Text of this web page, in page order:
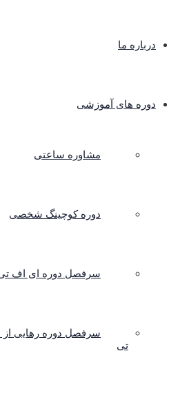
درباره ما
دوره های آموزشی
مشاوره ساعتی
دوره کوچینگ شخصی
سرفصل دوره ای اف
سرفصل دوره رهایی از
تی